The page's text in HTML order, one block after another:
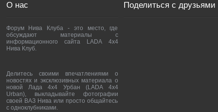
О нас
Форум Нива Клуба - это место, где
обсуждают материалы с
информационного сайта LADA 4x4
Нива Клуб.
Делитесь своими впечатлениями о
новостях и эксклюзивных материала о
новой Лада 4х4 Урбан (LADA 4x4
Urban), выкладывайте фотографии
своей ВАЗ Нива или просто общайтесь
с одноклубниками.
Поделиться с друзьями